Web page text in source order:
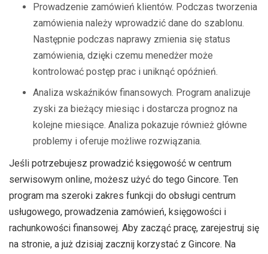
Prowadzenie zamówień klientów. Podczas tworzenia
zamówienia należy wprowadzić dane do szablonu.
Następnie podczas naprawy zmienia się status
zamówienia, dzięki czemu menedżer może
kontrolować postęp prac i uniknąć opóźnień.
Analiza wskaźników finansowych. Program analizuje
zyski za bieżący miesiąc i dostarcza prognoz na
kolejne miesiące. Analiza pokazuje również główne
problemy i oferuje możliwe rozwiązania.
Jeśli potrzebujesz prowadzić księgowość w centrum
serwisowym online, możesz użyć do tego Gincore. Ten
program ma szeroki zakres funkcji do obsługi centrum
usługowego, prowadzenia zamówień, księgowości i
rachunkowości finansowej. Aby zacząć pracę, zarejestruj się
na stronie, a już dzisiaj zacznij korzystać z Gincore. Na